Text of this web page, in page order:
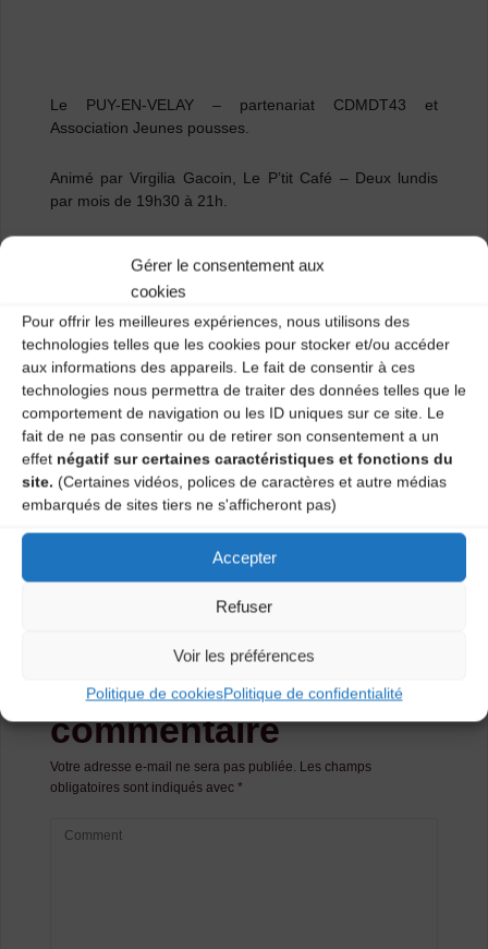
Gérer le consentement aux
cookies
Pour offrir les meilleures expériences, nous utilisons des
technologies telles que les cookies pour stocker et/ou accéder
aux informations des appareils. Le fait de consentir à ces
technologies nous permettra de traiter des données telles que le
comportement de navigation ou les ID uniques sur ce site. Le
fait de ne pas consentir ou de retirer son consentement a un
effet négatif sur certaines caractéristiques et fonctions du
site. (Certaines vidéos, polices de caractères et autre médias
embarqués de sites tiers ne s'afficheront pas)
Accepter
Refuser
Voir les préférences
Politique de cookiesPolitique de confidentialité
Le PUY-EN-VELAY– partenariat CDMDT43 et
Association Jeunes pousses.
Animé par Virgilia Gacoin, Le P’tit Café – Deux lundis
par mois de 19h30 à 21h.
Renseignements CDMDT43 :04 71 02 92 53
Catégories
Agenda
Atelier chant traditionnel
Atelier chant traditionnel
Laisser un
commentaire
Votre adresse e-mail ne sera pas publiée. Les champs
obligatoires sont indiqués avec *